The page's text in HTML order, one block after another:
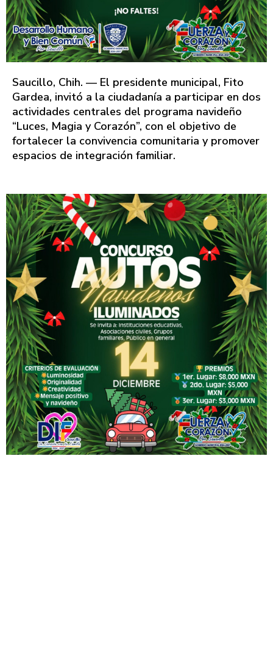
Saucillo, Chih. — El presidente municipal, Fito
Gardea, invitó a la ciudadanía a participar en dos
actividades centrales del programa navideño
“Luces, Magia y Corazón”, con el objetivo de
fortalecer la convivencia comunitaria y promover
espacios de integración familiar.